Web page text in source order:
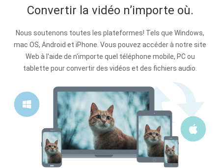
Convertir la vidéo n’importe où.
Nous soutenons toutes les plateformes! Tels que Windows,
mac OS, Android et iPhone. Vous pouvez accéder à notre site
Web à l'aide de n'importe quel téléphone mobile, PC ou
tablette pour convertir des vidéos et des fichiers audio.